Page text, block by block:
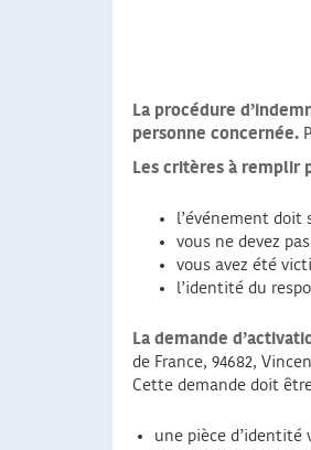
La procédure
personne concernée.
Les critères à remplir
l’événement doit
vous ne devez
vous avez été
l’identité du
La demande
de France, 94682,
Cette demande doit
une pièce d’identité